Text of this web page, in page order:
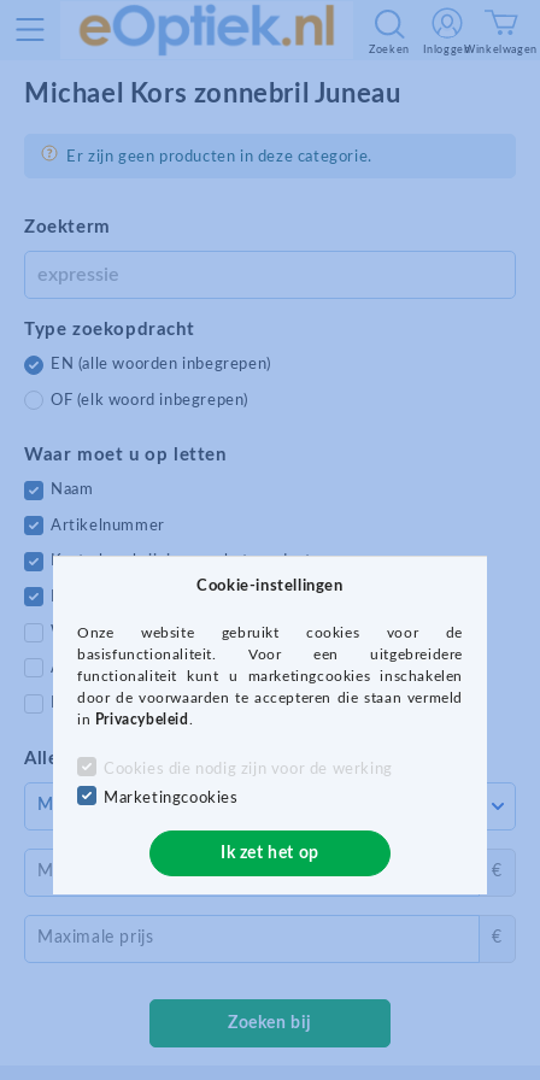
Zoeken InloggenWinkelwagen
Michael Kors zonnebril Juneau
Er zijn geen producten in deze categorie.
Zoekterm
Type zoekopdracht
EN (alle woorden inbegrepen)
OF (elk woord inbegrepen)
Waar moet u op letten
Naam
Artikelnummer
Korte beschrijving van het product
Website-adres van fabrikant of product
Andere optionele functies
Productparameters
Alle categorieën
Minimum prijs €
Maximale prijs €
Zoeken bij
Cookie-instellingen
Onze website gebruikt cookies voor de
basisfunctionaliteit. Voor een uitgebreidere
functionaliteit kunt u marketingcookies inschakelen
door de voorwaarden te accepteren die staan vermeld
in Privacybeleid
Cookies die nodig zijn voor de werking
Marketingcookies
Ik zet het op